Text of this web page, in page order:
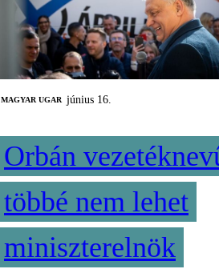
MAGYAR UGAR június 16.
Orbán
többé nem lehet
miniszterelnök